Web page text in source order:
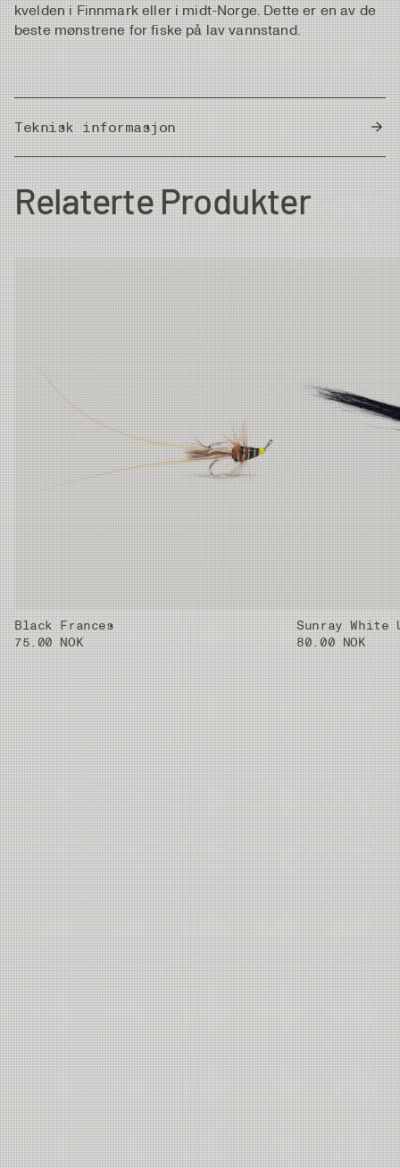
kvelden i Finnmark eller i midt-Norge. Dette er en av de
beste mønstrene for fiske på lav vannstand.
Teknisk informasjon
Country of Origin Thailand
Relaterte Produkter
Black Frances
75.00 NOK
Sunray White
80.00 NOK